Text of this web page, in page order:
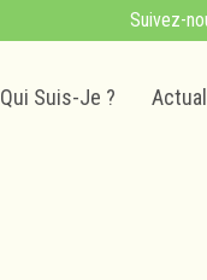
Suivez-
Qui Suis-Je ?